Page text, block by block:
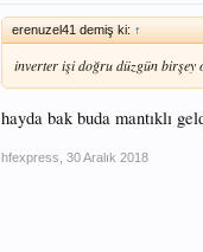
erenuzel41 demiş ki: ↑
inverter işi doğru düzgün birşey
hayda bak buda mantıklı
hfexpress 30 Aralık 2018